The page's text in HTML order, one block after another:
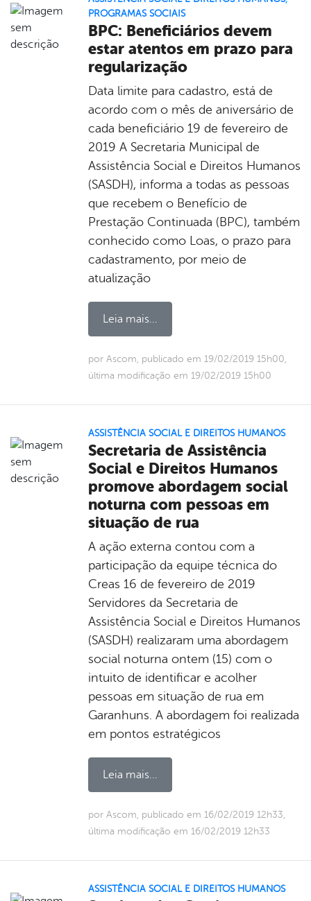
PROGRAMAS SOCIAIS
BPC: Beneficiários devem
estar atentos em prazo para
regularização
Data limite para cadastro, está de
acordo com o mês de aniversário de
cada beneficiário 19 de fevereiro de
2019 A Secretaria Municipal de
Assistência Social e Direitos Humanos
(SASDH), informa a todas as pessoas
que recebem o Benefício de
Prestação Continuada (BPC), também
conhecido como Loas, o prazo para
cadastramento, por meio de
atualização
Leia mais...
por Ascom, publicado em 19/02/2019 15h00,
última modificação em 19/02/2019 15h00
ASSISTÊNCIA SOCIAL E DIREITOS HUMANOS
Secretaria de Assistência
Social e Direitos Humanos
promove abordagem social
noturna com pessoas em
situação de rua
A ação externa contou com a
participação da equipe técnica do
Creas 16 de fevereiro de 2019
Servidores da Secretaria de
Assistência Social e Direitos Humanos
(SASDH) realizaram uma abordagem
social noturna ontem (15) com o
intuito de identificar e acolher
pessoas em situação de rua em
Garanhuns. A abordagem foi realizada
em pontos estratégicos
Leia mais...
por Ascom, publicado em 16/02/2019 12h33,
última modificação em 16/02/2019 12h33
ASSISTÊNCIA SOCIAL E DIREITOS HUMANOS